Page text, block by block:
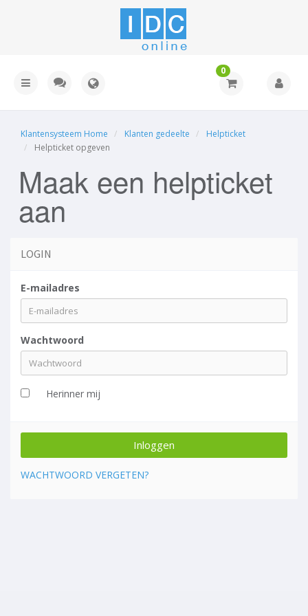
0
Klantensysteem Home Klanten gedeelte
Helpticket
Helpticket opgeven
Maak een helpticket
aan
LOGIN
E-mailadres
Wachtwoord
Herinner mij
WACHTWOORD VERGETEN?